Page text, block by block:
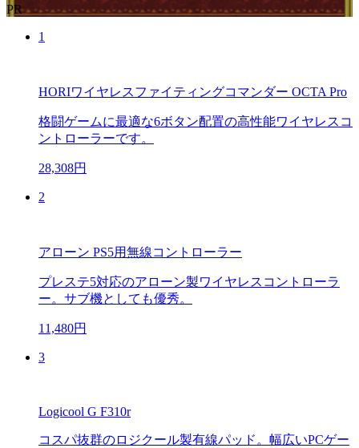
PR
1
HORIワイヤレスファイティングコマンダー OCTA Pro
格闘ゲームに最適な6ボタン配置の高性能ワイヤレスコ
ントローラーです。
28,308円
2
アローン PS5用無線コントローラー
プレステ5対応のアローン製ワイヤレスコントローラ
ー。サブ機としても優秀。
11,480円
3
Logicool G F310r
コスパ抜群のロジクール製有線パッド。幅広いPCゲー